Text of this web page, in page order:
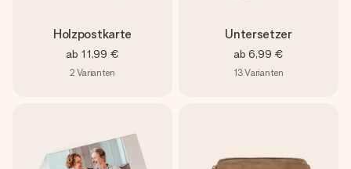
Holzpostkarte
ab 11,99 €
2 Varianten
Untersetzer
ab 6,99 €
13Varianten